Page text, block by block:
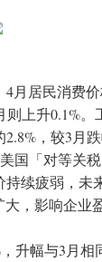
月居民消费
上升0.1%
2.8%，较3月
国「对等关
续疲弱，未
大，影响企业
升幅与3月